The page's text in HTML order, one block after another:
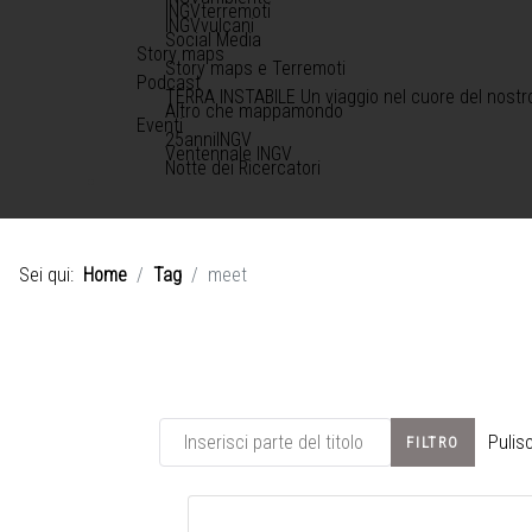
INGVterremoti
INGVvulcani
Social Media
Story maps
Story maps e Terremoti
Podcast
TERRA INSTABILE Un viaggio nel cuore del
Altro che mappamondo
Eventi
25anniINGV
Ventennale INGV
Notte dei Ricercatori
Sei qui: Home Tag meet
Inserisci parte del titolo FILTRO